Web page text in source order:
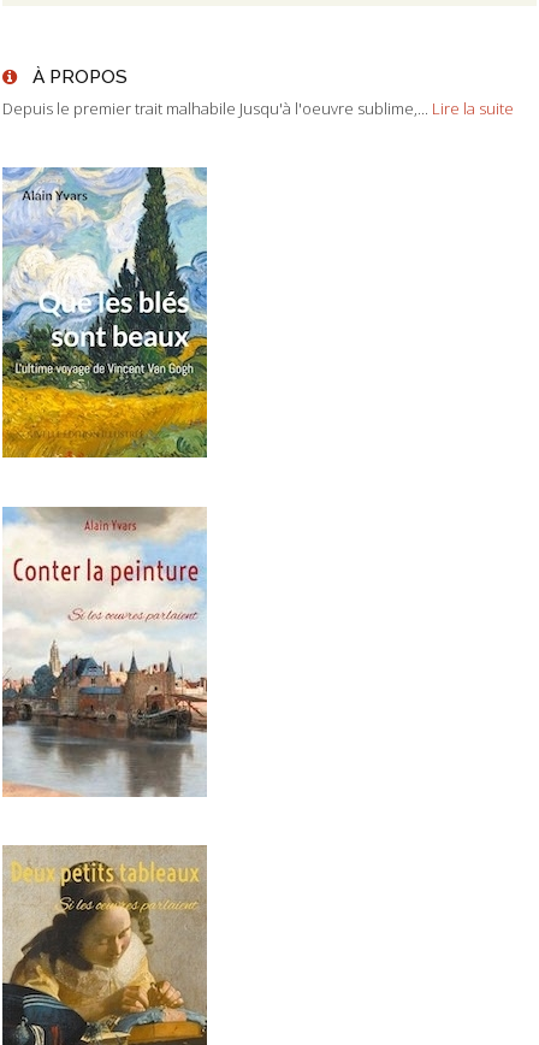
À PROPOS
Depuis le premier trait malhabile Jusqu'à l'oeuvre sublime,... Lire la suite